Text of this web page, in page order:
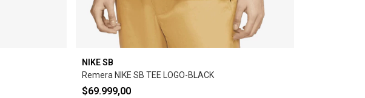
NIKE SB
Remera NIKE SB TEE LOGO-BLACK
$69.999,00